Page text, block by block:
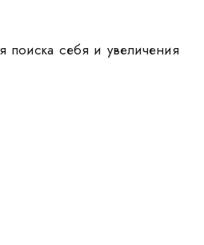
поиска себя и увеличения